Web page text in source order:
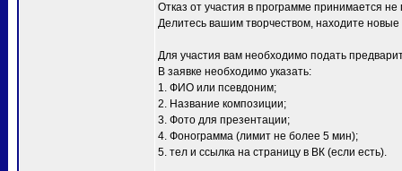
Отказ от участия в программе принимается
Делитесь вашим творчеством, находите новые
Для участия вам необходимо подать
В заявке необходимо указать:
1. ФИО или псевдоним;
2. Название композиции;
3. Фото для презентации;
4. Фонограмма (лимит не более 5 мин);
5. тел и ссылка на страницу в ВК (если есть).